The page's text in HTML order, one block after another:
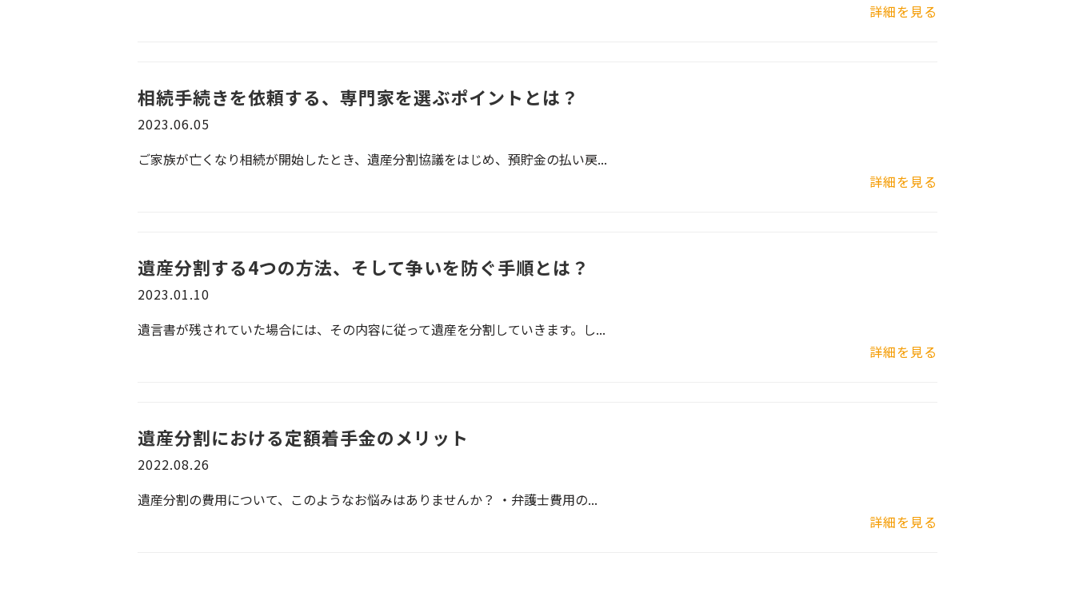
詳細を見る
相続手続きを依頼する、専門家を選ぶポイントとは？
2023.06.05
ご家族が亡くなり相続が開始したとき、遺産分割協議をはじめ、預貯金の払い戻...
詳細を見る
遺産分割する4つの方法、そして争いを防ぐ手順とは？
2023.01.10
遺言書が残されていた場合には、その内容に従って遺産を分割していきます。し...
詳細を見る
遺産分割における定額着手金のメリット
2022.08.26
遺産分割の費用について、このようなお悩みはありませんか？ ・弁護士費用の...
詳細を見る